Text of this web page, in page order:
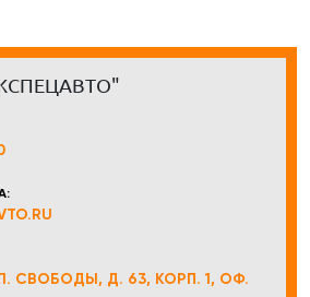
СВОБОДЫ, Д. 63, КОРП. 1, ОФ.